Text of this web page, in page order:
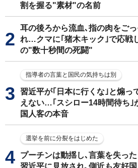
割を握る"素材"の名前
耳の後ろから流血､指の肉をご
れ…クマに｢猪木キック｣で応戦
の"数十秒間の死闘"
指導者の言葉と国民の気持ちは別
習近平が｢日本に行くな｣と煽っ
えない…｢スシロー14時間待ち｣
国人客の本音
選挙を前に分裂をはじめた
プーチンは動揺し､言葉を失っ
習近平に見放され､側近も友好